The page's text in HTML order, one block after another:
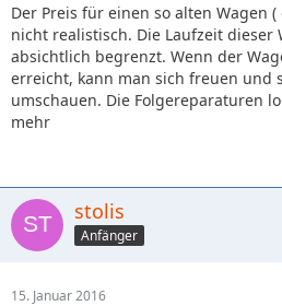
Der Preis für einen so alten Wagen
nicht realistisch. Die Laufzeit dieser
absichtlich begrenzt. Wenn der
erreicht, kann man sich freuen und
umschauen. Die Folgereparaturen
mehr
stolis
Anfänger
15. Januar 2016